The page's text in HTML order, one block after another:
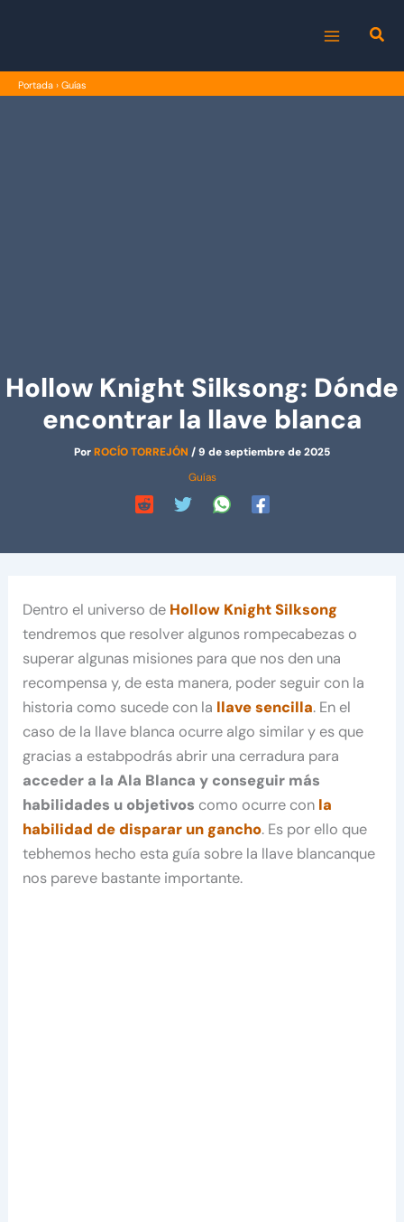
MENU
Portada › Guías
Hollow Knight Silksong: Dónde
encontrar la llave blanca
PorROCÍO TORREJÓN /9 de septiembre de 2025
Guías
Dentro el universo de Hollow Knight Silksong
tendremos que resolver algunos rompecabezas o
superar algunas misiones para que nos den una
recompensa y, de esta manera, poder seguir con la
historia como sucede con la llave sencilla. En el
caso de la llave blanca ocurre algo similar y es que
gracias a estabpodrás abrir una cerradura para
acceder a la Ala Blanca y conseguir más
habilidades u objetivos como ocurre con la
habilidad de disparar un gancho. Es por ello que
tebhemos hecho esta guía sobre la llave blancanque
nos pareve bastante importante.